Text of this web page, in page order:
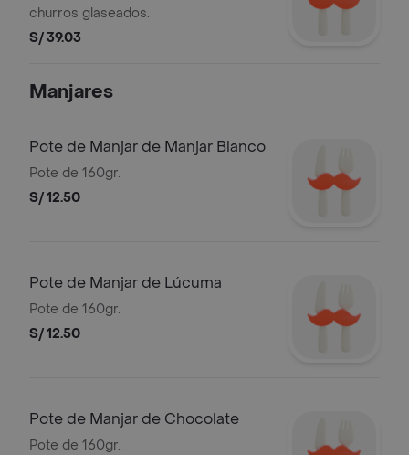
churros glaseados.
S/ 39.03
Manjares
Pote de Manjar de Manjar Blanco
Pote de 160gr.
S/ 12.50
Pote de Manjar de Lúcuma
Pote de 160gr.
S/ 12.50
Pote de Manjar de Chocolate
Pote de 160gr.